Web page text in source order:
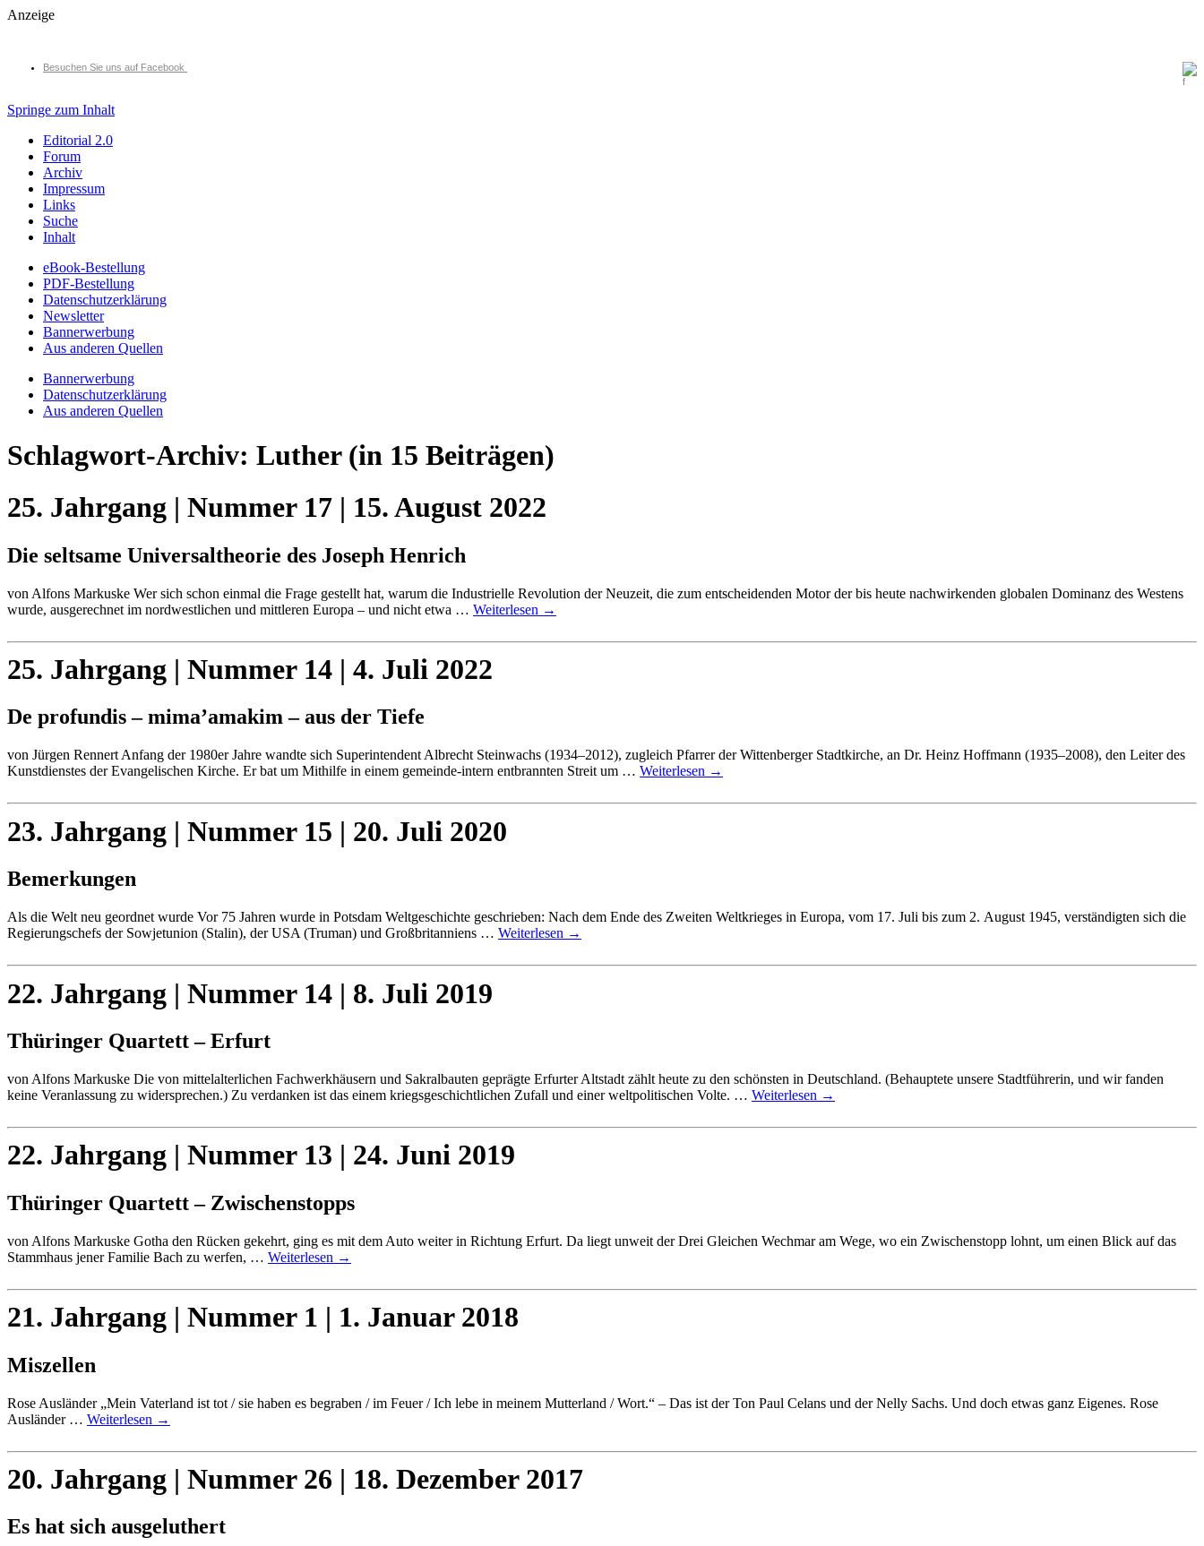
Anzeige
Besuchen Sie uns auf Facebook
Springe zum Inhalt
Editorial 2.0
Forum
Archiv
Impressum
Links
Suche
Inhalt
eBook-Bestellung
PDF-Bestellung
Datenschutzerklärung
Newsletter
Bannerwerbung
Aus anderen Quellen
Bannerwerbung
Datenschutzerklärung
Aus anderen Quellen
Schlagwort-Archiv: Luther(in 15 Beiträgen)
25. Jahrgang | Nummer 17 | 15. August 2022
Die seltsame Universaltheorie des Joseph Henrich
von Alfons Markuske Wer sich schon einmal die Frage gestellt hat, warum die Industrielle Revolution der Neuzeit, die zum entscheidenden Motor der bis heute nachwirkenden globalen Dominanz des Westens
wurde, ausgerechnet im nordwestlichen und mittleren Europa – und nicht etwa … Weiterlesen →
25. Jahrgang | Nummer 14 | 4. Juli 2022
De profundis – mima’amakim – aus der Tiefe
von Jürgen Rennert Anfang der 1980er Jahre wandte sich Superintendent Albrecht Steinwachs (1934–2012), zugleich Pfarrer der Wittenberger Stadtkirche, an Dr. Heinz Hoffmann (1935–2008), den Leiter des
Kunstdienstes der Evangelischen Kirche. Er bat um Mithilfe in einem gemeinde-intern entbrannten Streit um … Weiterlesen →
23. Jahrgang | Nummer 15 | 20. Juli 2020
Bemerkungen
Als die Welt neu geordnet wurde Vor 75 Jahren wurde in Potsdam Weltgeschichte geschrieben: Nach dem Ende des Zweiten Weltkrieges in Europa, vom 17. Juli bis zum 2. August 1945, verständigten sich die
Regierungschefs der Sowjetunion (Stalin), der USA (Truman) und Großbritanniens … Weiterlesen →
22. Jahrgang | Nummer 14 | 8. Juli 2019
Thüringer Quartett – Erfurt
von Alfons Markuske Die von mittelalterlichen Fachwerkhäusern und Sakralbauten geprägte Erfurter Altstadt zählt heute zu den schönsten in Deutschland. (Behauptete unsere Stadtführerin, und wir fanden
keine Veranlassung zu widersprechen.) Zu verdanken ist das einem kriegsgeschichtlichen Zufall und einer weltpolitischen Volte. … Weiterlesen →
22. Jahrgang | Nummer 13 | 24. Juni 2019
Thüringer Quartett – Zwischenstopps
von Alfons Markuske Gotha den Rücken gekehrt, ging es mit dem Auto weiter in Richtung Erfurt. Da liegt unweit der Drei Gleichen Wechmar am Wege, wo ein Zwischenstopp lohnt, um einen Blick auf das
Stammhaus jener Familie Bach zu werfen, … Weiterlesen →
21. Jahrgang | Nummer 1 | 1. Januar 2018
Miszellen
Rose Ausländer „Mein Vaterland ist tot / sie haben es begraben / im Feuer / Ich lebe in meinem Mutterland / Wort.“ – Das ist der Ton Paul Celans und der Nelly Sachs. Und doch etwas ganz Eigenes. Rose
Ausländer … Weiterlesen →
20. Jahrgang | Nummer 26 | 18. Dezember 2017
Es hat sich ausgeluthert